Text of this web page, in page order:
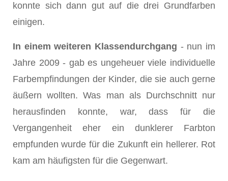
konnte sich dann gut auf die drei Grundfarben
einigen.
In einem weiteren Klassendurchgang - nun im
Jahre 2009 - gab es ungeheuer viele individuelle
Farbempfindungen der Kinder, die sie auch gerne
äußern wollten. Was man als Durchschnitt nur
herausfinden konnte, war, dass für die
Vergangenheit eher ein dunklerer Farbton
empfunden wurde für die Zukunft ein hellerer. Rot
kam am häufigsten für die Gegenwart.